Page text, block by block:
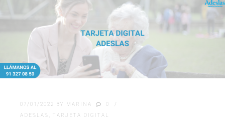
07/01/2022 BY MARINA
0
ADESLAS
TARJETA DIGITAL